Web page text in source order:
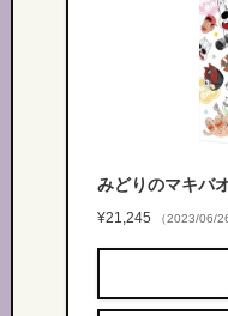
みどりのマキバ
¥21,245 （2023/06/